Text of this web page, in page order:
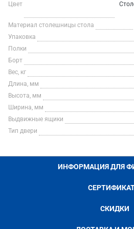
Цвет
Материал столешницы стола
Упаковка
Полки
Борт
Вес, кг
Длина, мм
Высота, мм
Ширина, мм
Выдвижные ящики
Тип двери
ИНФОРМАЦИЯ ДЛЯ
СКИДКИ